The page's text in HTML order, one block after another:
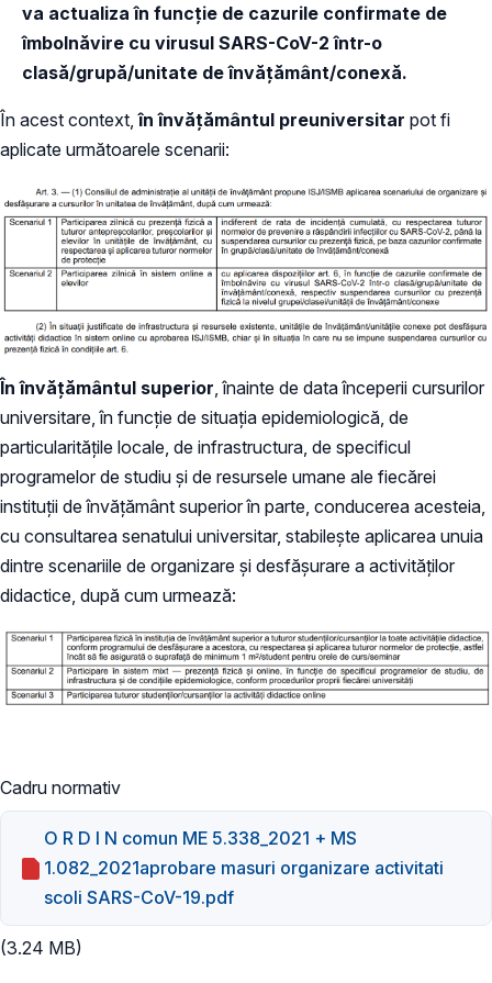
va actualiza în funcție de cazurile confirmate de
îmbolnăvire cu virusul SARS-CoV-2 într-o
clasă/grupă/unitate de învățământ/conexă.
În acest context,în învățământul preuniversitar pot fi
aplicate următoarele scenarii:
În învățământul superior, înainte de data începerii cursurilor
universitare, în funcție de situația epidemiologică, de
particularitățile locale, de infrastructura, de specificul
programelor de studiu și de resursele umane ale fiecărei
instituții de învățământ superior în parte, conducerea acesteia,
cu consultarea senatului universitar, stabilește aplicarea unuia
dintre scenariile de organizare și desfășurare a activităților
didactice, după cum urmează:
Cadru normativ
O R D I N comun ME 5.338_2021 + MS
1.082_2021aprobare masuri organizare activitati
scoli SARS-CoV-19.pdf
(3.24 MB)